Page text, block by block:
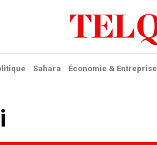
Sahara Économie & Entreprise